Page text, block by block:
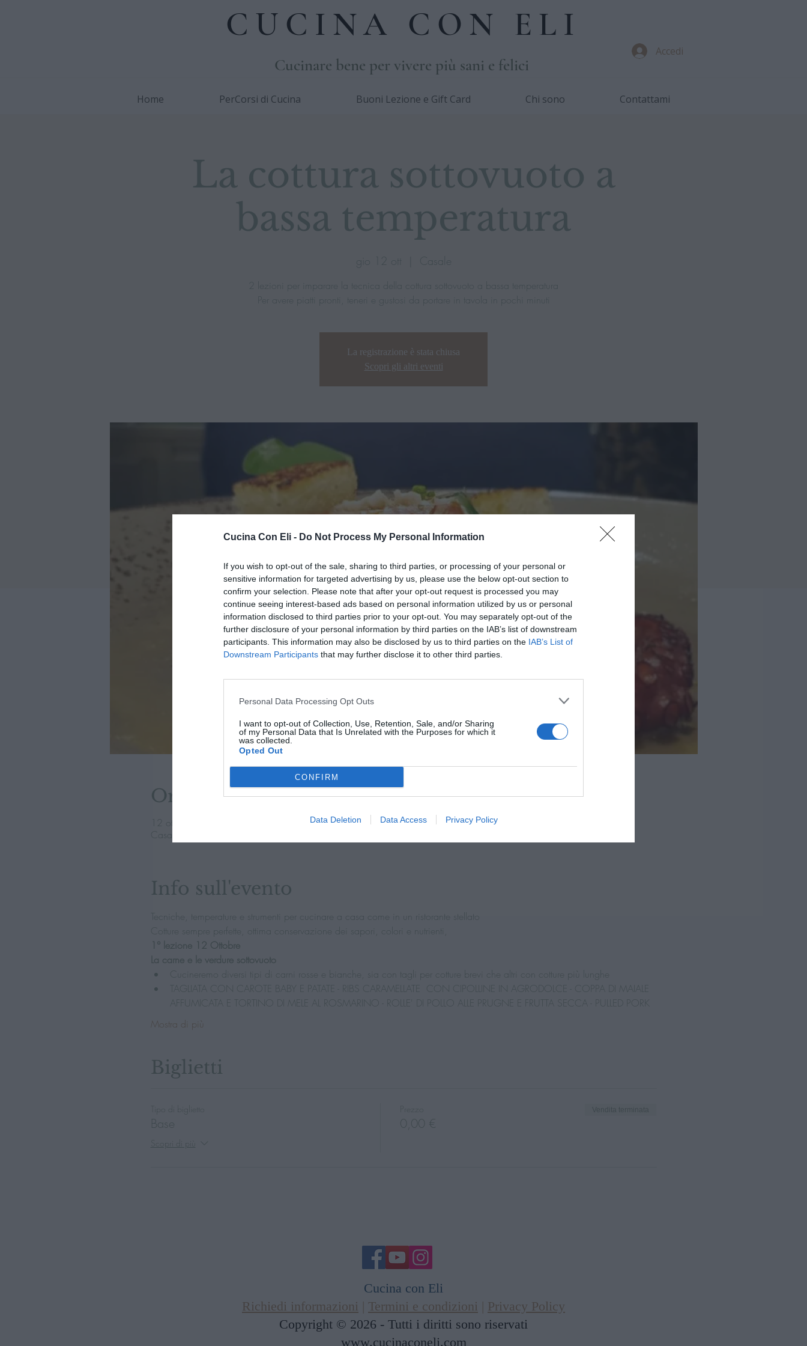
Cucina Con Eli - Do Not Process My Personal Information
If you wish to opt-out of the sale, sharing to third parties, or processing of your personal or
sensitive information for targeted advertising by us, please use the below opt-out section to
confirm your selection. Please note that after your opt-out request is processed you may
continue seeing interest-based ads based on personal information utilized by us or personal
information disclosed to third parties prior to your opt-out. You may separately opt-out of the
further disclosure of your personal information by third parties on the IAB’s list of downstream
participants. This information may also be disclosed by us to third parties on the IAB’s List of
Downstream Participants that may further disclose it to other third parties.
Personal Data Processing Opt Outs
I want to opt-out of Collection, Use, Retention, Sale, and/or Sharing
of my Personal Data that Is Unrelated with the Purposes for which it
was collected.
Opted Out
CONFIRM
Data Deletion Data Access Privacy Policy
CUCINA CON ELI
Cucinare bene per vivere più sani e felici
Accedi
Home PerCorsi di Cucina Buoni Lezione e Gift Card Chi sono Contattami
La cottura sottovuoto a
bassa temperatura
gio 12 ott Casale
2 lezioni per imparare la tecnica della cottura sottovuoto a bassa temperatura
La registrazione è stata chiusa
Scopri gli altri eventi
Orario & Sede
12 ott 2023, 19:30 – 22:30
Info sull'evento
Tecniche, temperature e strumenti per cucinare a casa come in un ristorante stellato
Cotture sempre perfette, ottima conservazione dei sapori, colori e nutrienti,
1° lezione 12 Ottobre
La carne e le verdure sottovuoto
TAGLIATA CON CAROTE BABY E PATATE - RIBS CARAMELLATE  CON CIPOLLINE IN AGRODOLCE - COPPA DI MAIALE
AFFUMICATA E TORTINO DI MELE AL ROSMARINO - ROLLE' DI POLLO ALLE PRUGNE E FRUTTA SECCA - PULLED PORK
Mostra di più
Biglietti
Tipo di biglietto
Base
Scopri di più
0,00 €
Cucina con Eli
Richiedi informazioni | Termini e condizioni | Privacy Policy
Copyright © 2026 - Tutti i diritti sono riservati
www.cucinaconeli.com